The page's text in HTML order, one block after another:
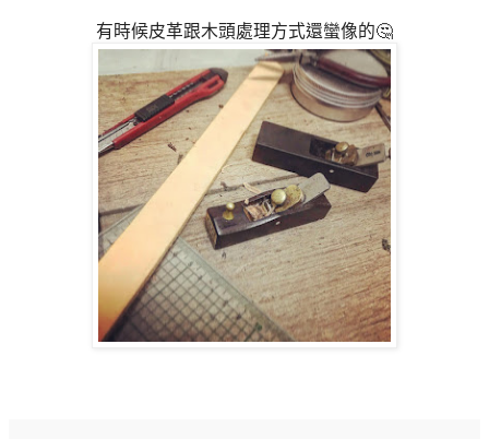
有時候皮革跟木頭處理方式還蠻像的🤔